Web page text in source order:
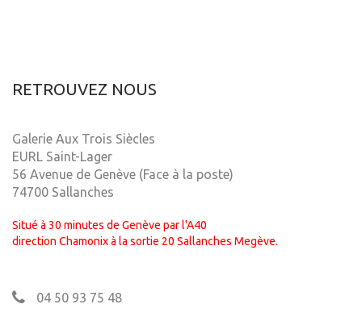
RETROUVEZ NOUS
Galerie Aux Trois Siècles
EURL Saint-Lager
56 Avenue de Genève (Face à la poste)
74700 Sallanches
Situé à 30 minutes de Genève par l'A40
direction Chamonix à la sortie 20 Sallanches Megève.
04 50 93 75 48